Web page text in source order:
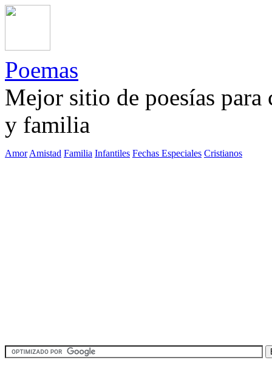
Poemas
Mejor sitio de poesías
y familia
Amor Amistad Familia Infantiles Fechas Especiales Cristianos